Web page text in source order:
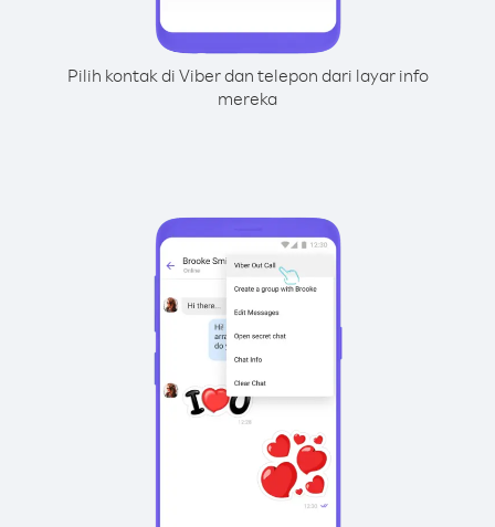
Pilih kontak di Viber dan telepon dari layar info
mereka